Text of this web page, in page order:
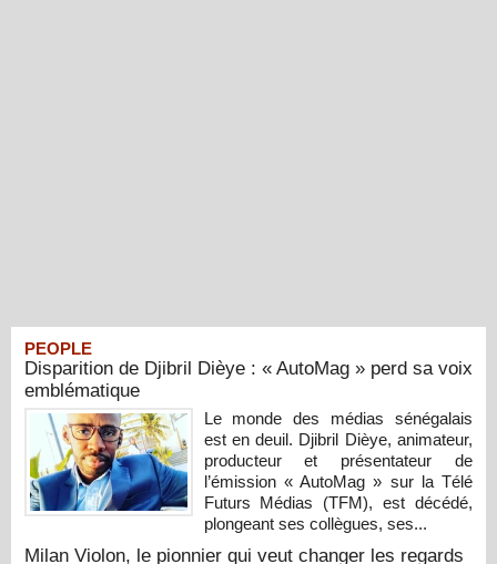
PEOPLE
Disparition de Djibril Dièye : « AutoMag » perd sa voix
emblématique
Le monde des médias sénégalais
est en deuil. Djibril Dièye, animateur,
producteur et présentateur de
l’émission « AutoMag » sur la Télé
Futurs Médias (TFM), est décédé,
plongeant ses collègues, ses...
Milan Violon, le pionnier qui veut changer les regards